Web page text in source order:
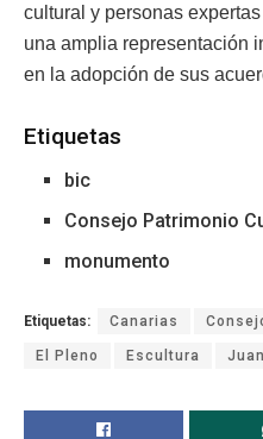
cultural y personas
una amplia representación
en la adopción de sus
Etiquetas
bic
Consejo Patrimonio
monumento
Etiquetas: Canarias
El Pleno Escultura